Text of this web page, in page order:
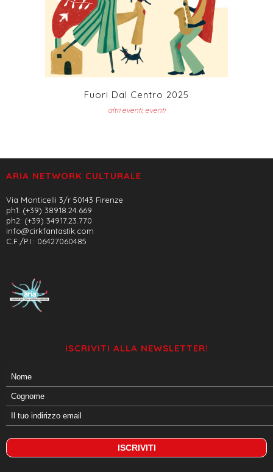
Fuori Dal Centro 2025
altri eventi, eventi
ARIA NETWORK CULTURALE
Via Monticelli 3/r 50143 Firenze
ph1: (+39) 389.18.24.669
ph2: (+39) 349.17.23.770
info@cirkfantastik.com
C.F./P.I.: 06427060485
ISCRIVITI ALLA NEWSLETTER!